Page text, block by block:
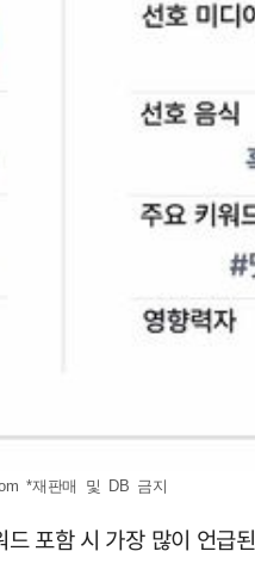
*재판매 및 DB 금지
포함 시 가장 많이 언급